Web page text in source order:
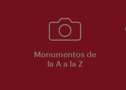
Monumentos de
la A a la Z